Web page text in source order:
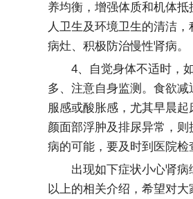
养均衡，增强体质和机体抵
人卫生及环境卫生的清洁，
病灶、积极防治慢性肾病。
4、自觉身体不适时，
多、注意自身监测。食欲减
服感或酸胀感，尤其早晨起
颜面部浮肿及排尿异常，则
病的可能，要及时到医院检
出现如下症状小心肾病
以上的相关介绍，希望对大